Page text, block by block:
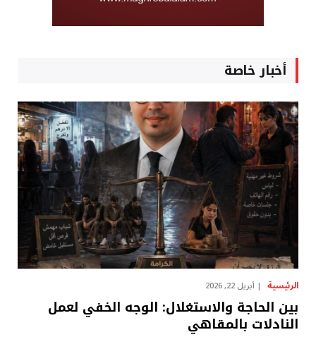
أخبار خاصة
الرئيسية أبريل 22, 2026
بين الحاجة والاستغلال: الوجه الخفي لعمل
النادلات بالمقاهي